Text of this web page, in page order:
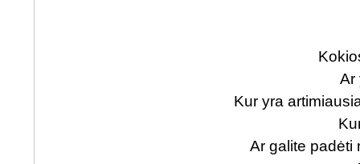
Ar
Kur yra
Ar galite padėti